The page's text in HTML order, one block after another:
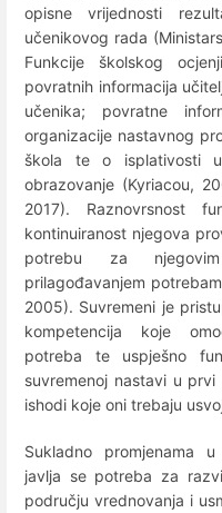
opisne vrijednosti
učenikovog rada
Funkcije školskog
povratnih informacija
učenika; povratne
organizacije nastavnog
škola te o isplativosti
obrazovanje (Kyriacou,
2017). Raznovrsnost
kontinuiranost njegova
potrebu za
prilagođavanjem
2005). Suvremeni je
kompetencija koje
potreba te uspješno
suvremenoj nastavi u
ishodi koje oni trebaju
Sukladno promjenama
javlja se potreba za
području vrednovanja i